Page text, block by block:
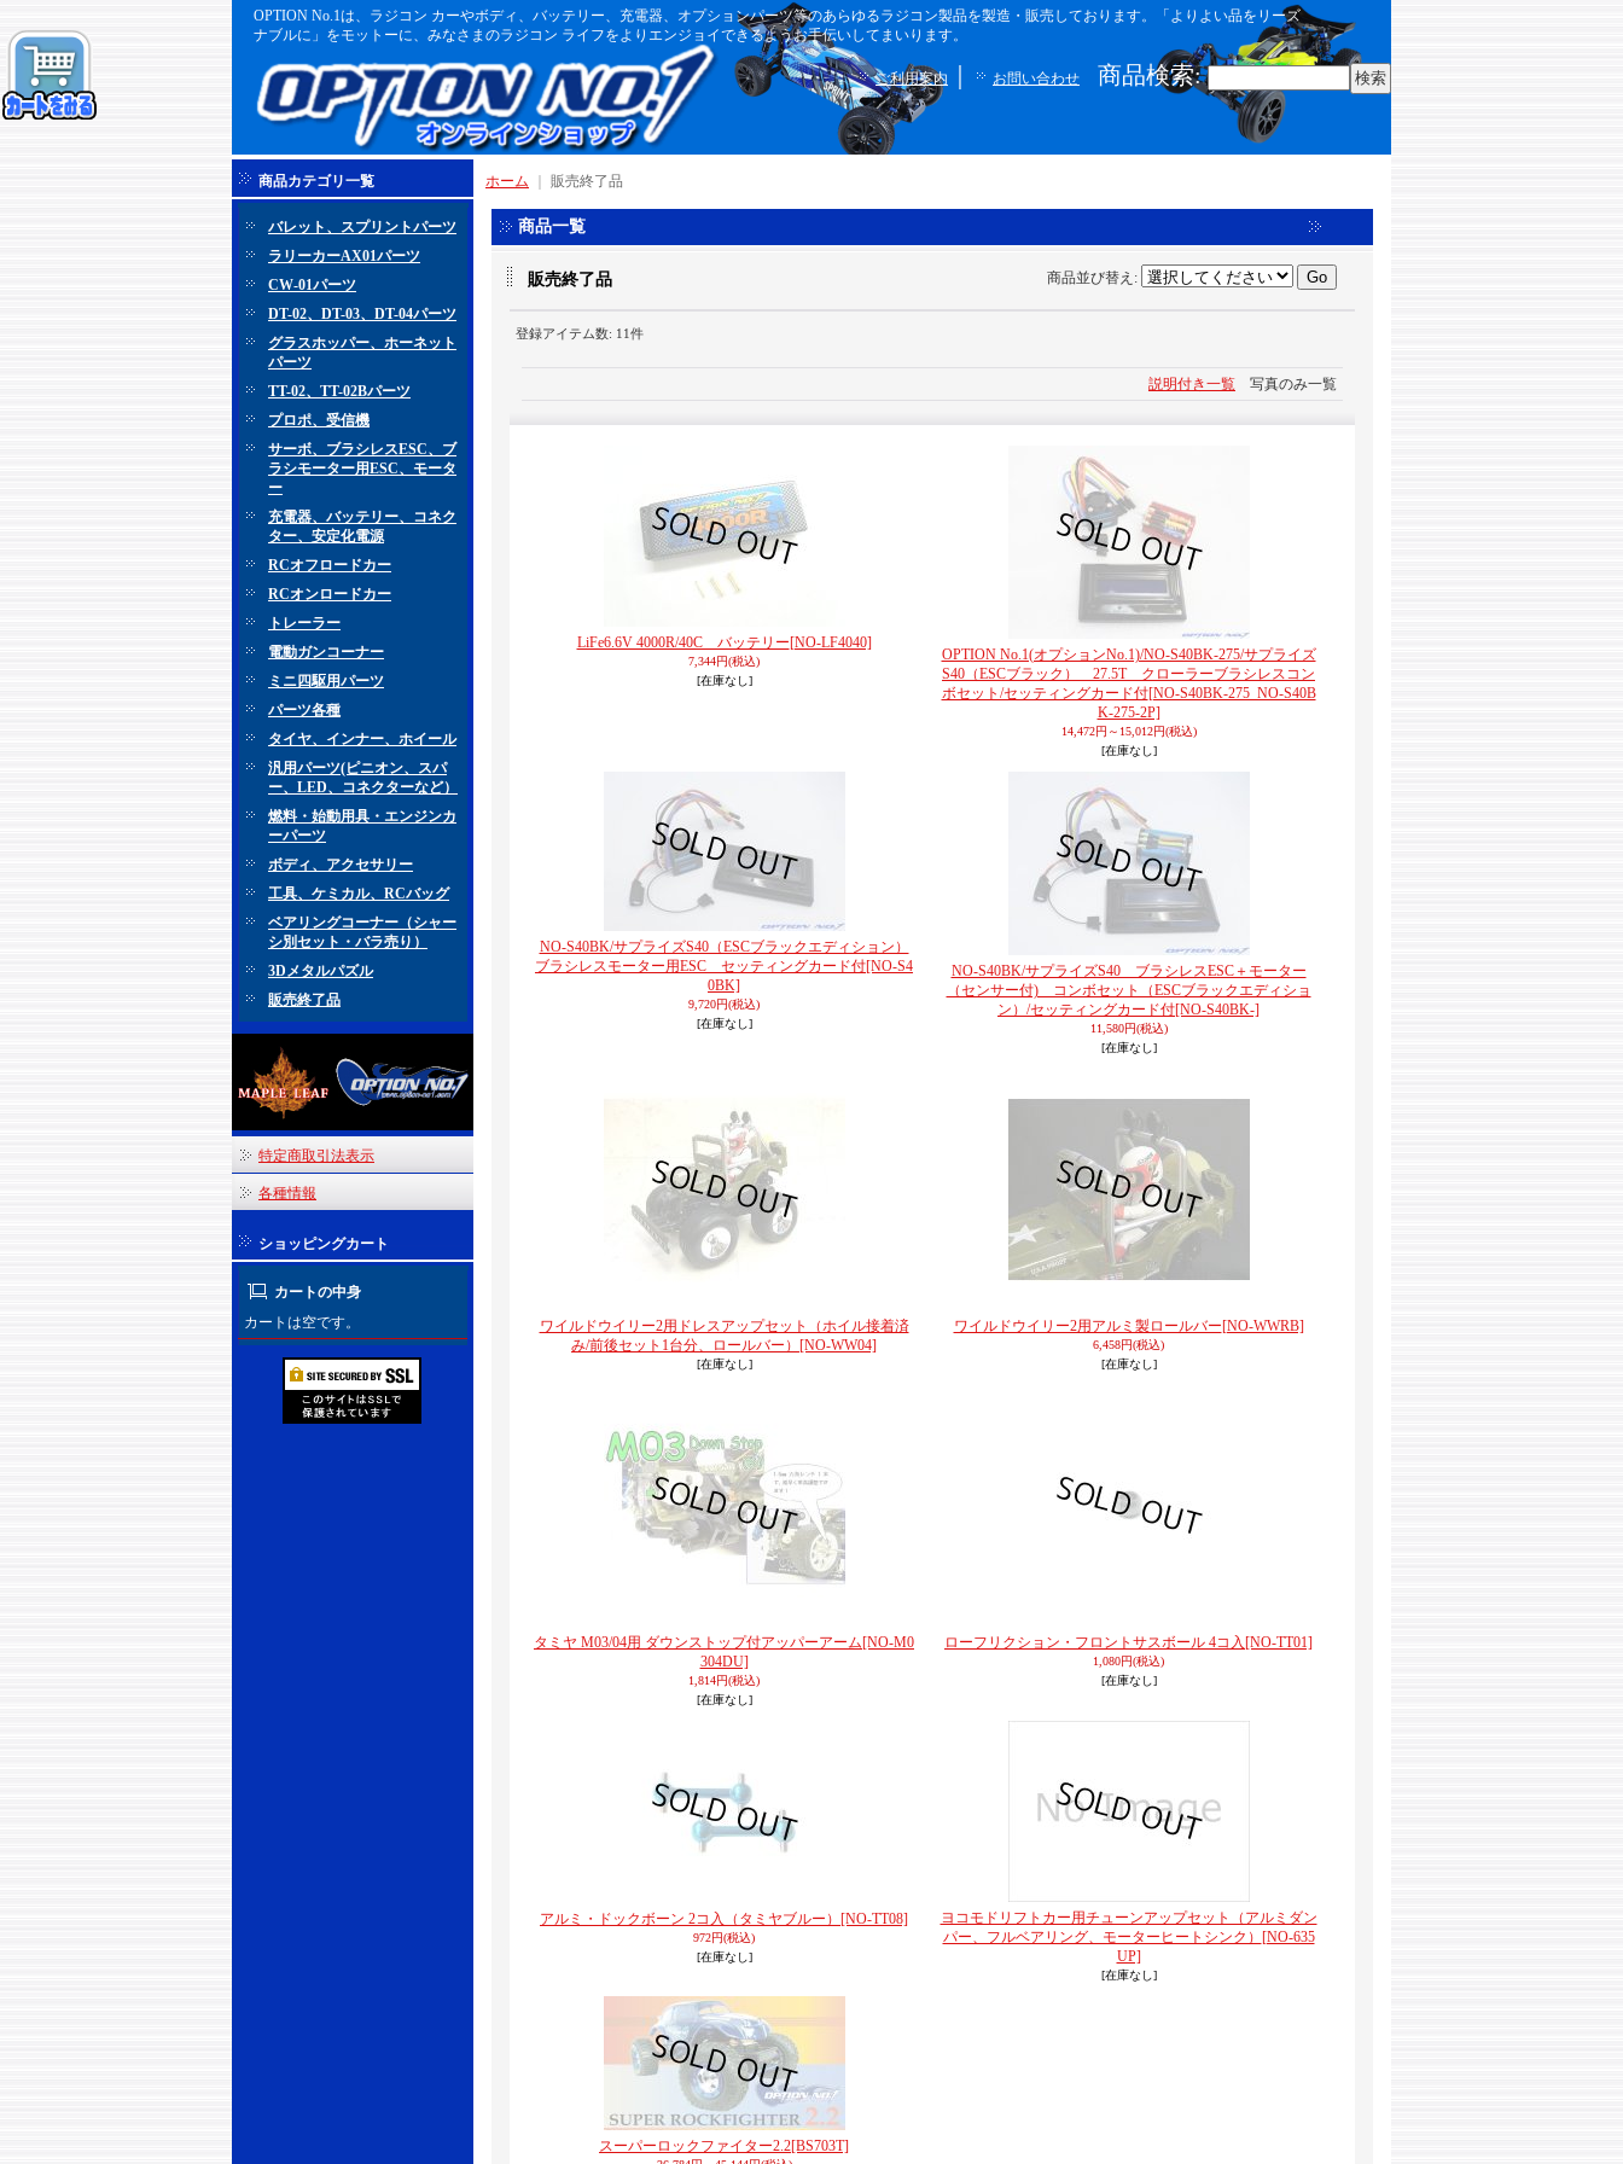
OPTION No.1は、ラジコン カーやボディ、バッテリー、充電器、オプションパーツ等のあらゆるラジコン製品を製造・販売しております。「よりよい品をリーズ
ナブルに」をモットーに、みなさまのラジコン ライフをよりエンジョイできるようお手伝いしてまいります。
ご利用案内 お問い合わせ 商品検索:
商品カテゴリ一覧
バレット、スプリントパーツ
ラリーカーAX01パーツ
CW-01パーツ
DT-02、DT-03、DT-04パーツ
グラスホッパー、ホーネット
パーツ
TT-02、TT-02Bパーツ
プロポ、受信機
サーボ、ブラシレスESC、ブ
ラシモーター用ESC、モータ
ー
充電器、バッテリー、コネク
ター、安定化電源
RCオフロードカー
RCオンロードカー
トレーラー
電動ガンコーナー
ミニ四駆用パーツ
パーツ各種
タイヤ、インナー、ホイール
汎用パーツ(ピニオン、スパ
ー、LED、コネクターなど）
燃料・始動用具・エンジンカ
ーパーツ
ボディ、アクセサリー
工具、ケミカル、RCバッグ
ベアリングコーナー（シャー
シ別セット・バラ売り）
3Dメタルパズル
販売終了品
特定商取引法表示
各種情報
ショッピングカート
カートの中身
カートは空です。
ホーム 販売終了品
商品一覧
販売終了品 商品並び替え :
登録アイテム数: 11件
説明付き一覧 写真のみ一覧
LiFe6.6V 4000R/40C バッテリー[NO-LF4040]
7,344円(税込)
[在庫なし]
OPTION No.1(オプションNo.1)/NO-S40BK-275/サプライズ
S40（ESCブラック） 27.5T クローラーブラシレスコン
ボセット/セッティングカード付[NO-S40BK-275_NO-S40B
K-275-2P]
14,472円～15,012円(税込)
[在庫なし]
NO-S40BK/サプライズS40（ESCブラックエディション）
ブラシレスモーター用ESC セッティングカード付[NO-S4
0BK]
9,720円(税込)
[在庫なし]
NO-S40BK/サプライズS40 ブラシレスESC＋モーター
（センサー付) コンボセット（ESCブラックエディショ
ン）/セッティングカード付[NO-S40BK-]
11,580円(税込)
[在庫なし]
ワイルドウイリー2用ドレスアップセット（ホイル接着済
み/前後セット1台分、ロールバー） [NO-WW04]
[在庫なし]
ワイルドウイリー2用アルミ製ロールバー[NO-WWRB]
6,458円(税込)
[在庫なし]
タミヤ M03/04用 ダウンストップ付アッパーアーム[NO-M0
304DU]
1,814円(税込)
[在庫なし]
ローフリクション・フロントサスボール 4コ入 [NO-TT01]
1,080円(税込)
[在庫なし]
アルミ・ドックボーン 2コ入（タミヤブルー） [NO-TT08]
972円(税込)
[在庫なし]
ヨコモドリフトカー用チューンアップセット（アルミダン
パー、フルベアリング、モーターヒートシンク） [NO-635
UP]
[在庫なし]
スーパーロックファイター2.2[BS703T]